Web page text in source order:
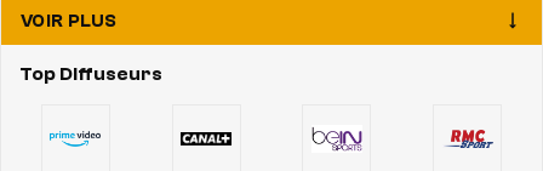
VOIR PLUS
Top Diffuseurs